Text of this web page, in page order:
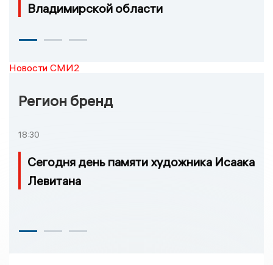
Владимирской области
Новости СМИ2
Регион бренд
18:30
Сегодня день памяти художника Исаака
Левитана